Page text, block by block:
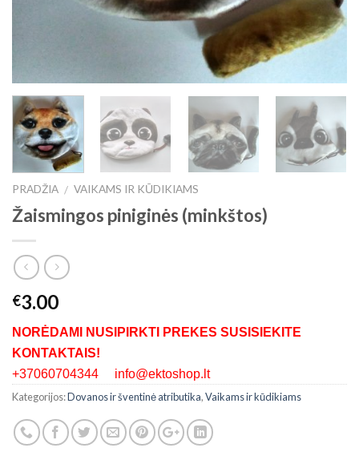
PRADŽIA / VAIKAMS IR KŪDIKIAMS
Žaismingos piniginės (minkštos)
€3.00
NORĖDAMI NUSIPIRKTI PREKES SUSISIEKITE
KONTAKTAIS!
+37060704344 info@ektoshop.lt
Kategorijos:Dovanos ir šventinė atributika,Vaikams ir kūdikiams